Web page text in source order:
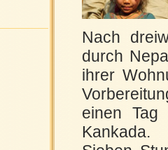
Nach
durch
ihrer
einen
Kankada.